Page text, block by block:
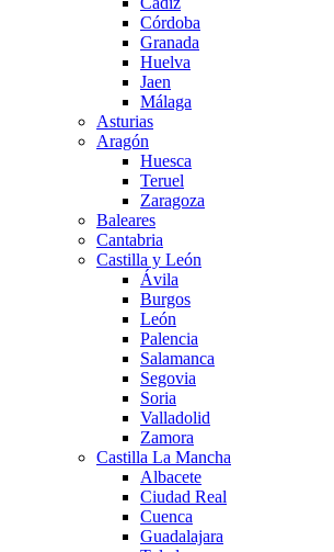
Córdoba
Granada
Huelva
Jaen
Málaga
Asturias
Aragón
Huesca
Teruel
Zaragoza
Baleares
Cantabria
Castilla y León
Ávila
Burgos
León
Palencia
Salamanca
Segovia
Soria
Valladolid
Zamora
Castilla La Mancha
Albacete
Ciudad Real
Cuenca
Guadalajara